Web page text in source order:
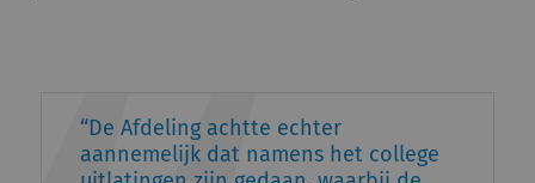
De Afdeling achtte echter
aannemelijk dat namens het college